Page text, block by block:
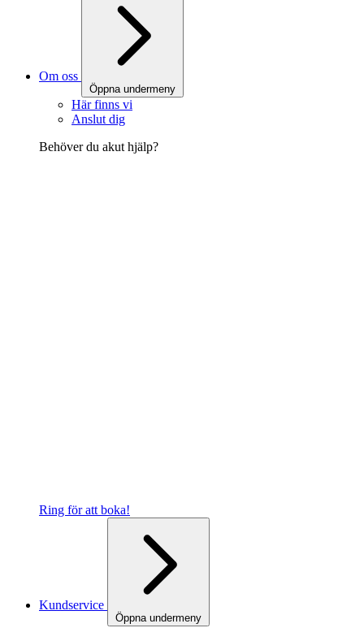
Om oss
Öppna undermeny
Här finns vi
Anslut dig
Behöver du akut hjälp?
Ring för att boka!
Kundservice
Öppna undermeny